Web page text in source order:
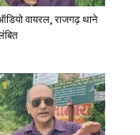
वायरल, राजगढ़ थाने